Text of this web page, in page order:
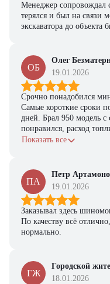
Менеджер сопровождал
терялся и был на связи
экскаватора до
ОБ
Олег
19.01.2026
Срочно понадобился
Самые короткие сроки
дней. Брал 950 модель
понравился, расход
с задачами справляется.
Показать все
ПА
Петр
19.01.2026
Заказывал здесь
По качеству всё
нормально.
ГЖ
Городской
18.01.2026